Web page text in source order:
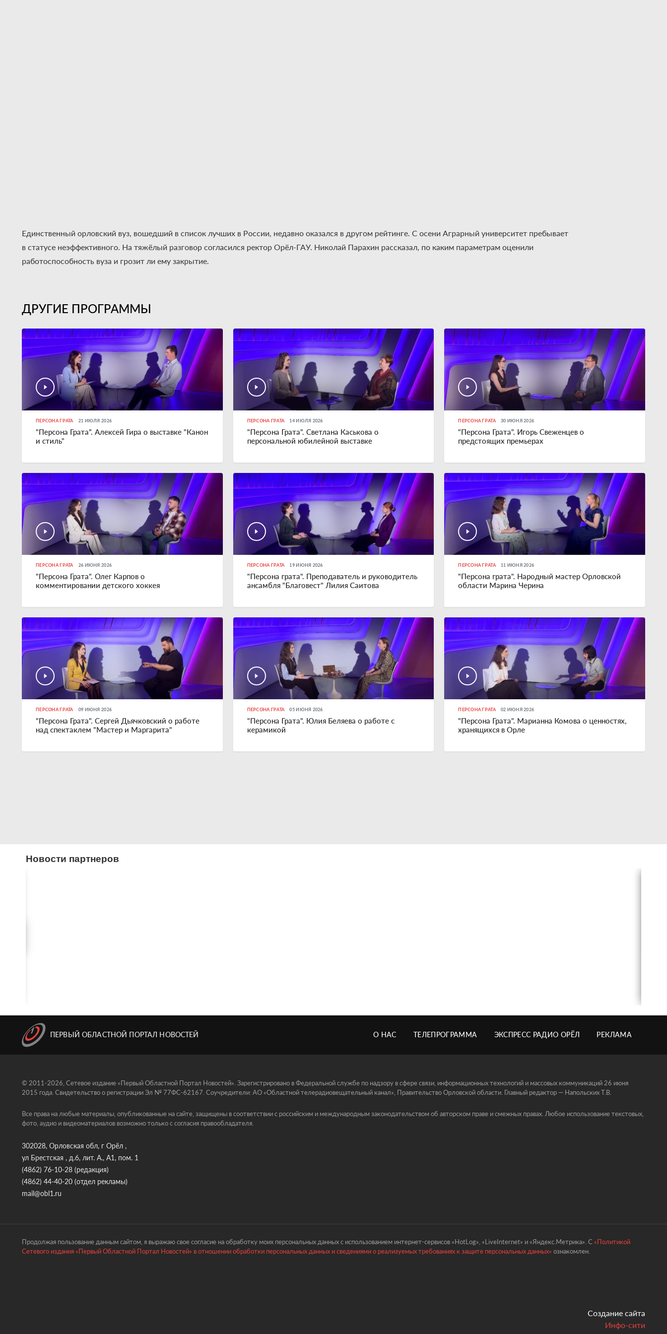
Единственный орловский вуз, вошедший в список лучших в России, недавно оказался в другом рейтинге. С осени Аграрный университет пребывает
в статусе неэффективного. На тяжёлый разговор согласился ректор Орёл-ГАУ. Николай Парахин рассказал, по каким параметрам оценили
работоспособность вуза и грозит ли ему закрытие.
ДРУГИЕ ПРОГРАММЫ
ПЕРСОНА ГРАТА 21 ИЮЛЯ 2026
"Персона Грата". Алексей Гира о выставке "Канон
и стиль"
ПЕРСОНА ГРАТА 14 ИЮЛЯ 2026
"Персона Грата". Светлана Каськова о
персональной юбилейной выставке
ПЕРСОНА ГРАТА 30 ИЮНЯ 2026
"Персона Грата". Игорь Свеженцев о
предстоящих премьерах
ПЕРСОНА ГРАТА 26 ИЮНЯ 2026
"Персона Грата". Олег Карпов о
комментировании детского хоккея
ПЕРСОНА ГРАТА 19 ИЮНЯ 2026
"Персона грата". Преподаватель и руководитель
ансамбля "Благовест" Лилия Саитова
ПЕРСОНА ГРАТА 11 ИЮНЯ 2026
"Персона грата". Народный мастер Орловской
области Марина Черина
ПЕРСОНА ГРАТА 09 ИЮНЯ 2026
"Персона Грата". Сергей Дьячковский о работе
над спектаклем "Мастер и Маргарита"
ПЕРСОНА ГРАТА 05 ИЮНЯ 2026
"Персона Грата". Юлия Беляева о работе с
керамикой
ПЕРСОНА ГРАТА 02 ИЮНЯ 2026
"Персона Грата". Марианна Комова о ценностях,
хранящихся в Орле
Новости партнеров
ПЕРВЫЙ ОБЛАСТНОЙ ПОРТАЛ НОВОСТЕЙ О НАС ТЕЛЕПРОГРАММА ЭКСПРЕСС РАДИО ОРЁЛ РЕКЛАМА
© 2011-2026, Сетевое издание «Первый Областной Портал Новостей». Зарегистрировано в Федеральной службе по надзору в сфере связи, информационных технологий и массовых коммуникаций 26 июня
2015 года. Свидетельство о регистрации Эл № 77ФС-62167. Соучредители: АО «Областной телерадиовещательный канал», Правительство Орловской области. Главный редактор — Напольских Т.В.
Все права на любые материалы, опубликованные на сайте, защищены в соответствии с российским и международным законодательством об авторском праве и смежных правах. Любое использование текстовых,
фото, аудио и видеоматериалов возможно только с согласия правообладателя.
302028, Орловская обл, г Орёл ,
ул Брестская , д.6, лит. А., А1, пом. 1
(4862) 76-10-28 (редакция)
(4862) 44-40-20 (отдел рекламы)
mail@obl1.ru
Продолжая пользование данным сайтом, я выражаю свое согласие на обработку моих персональных данных с использованием интернет-сервисов «HotLog», «LiveInternet» и «Яндекс.Метрика». С«Политикой
Сетевого издания «Первый Областной Портал Новостей» в отношении обработки персональных данных и сведениями о реализуемых требованиях к защите персональных данных»ознакомлен.
Создание сайта
Инфо-сити